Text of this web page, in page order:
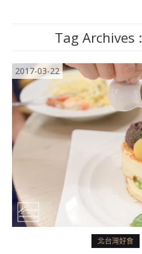
Tag Archives :
2017-03-22
北台灣好食